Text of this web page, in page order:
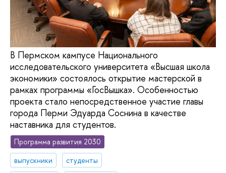
В Пермском кампусе Национального
исследовательского университета «Высшая школа
экономики» состоялось открытие мастерской в
рамках программы «ГосВышка». Особенностью
проекта стало непосредственное участие главы
города Перми Эдуарда Соснина в качестве
наставника для студентов.
Программа развития 2030
выпускники
студенты